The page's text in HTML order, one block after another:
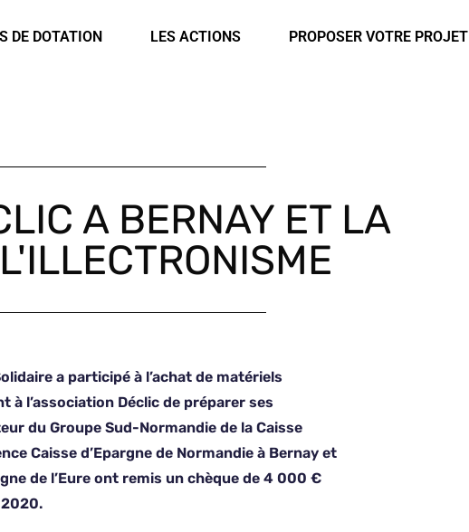
DE DOTATION LES ACTIONS PROPOSER VOTRE PROJET
A BERNAY ET LA
a participé à l’achat de matériels
à l’association Déclic de préparer ses
du Groupe Sud-Normandie de la Caisse
Caisse d’Epargne de Normandie à Bernay et
de l’Eure ont remis un chèque de 4 000 €
2020.